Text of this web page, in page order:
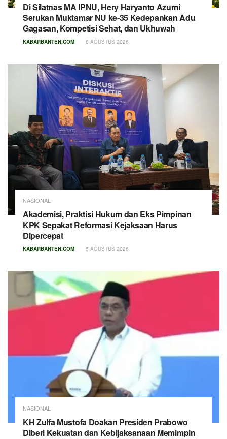
Di Silatnas MA IPNU, Hery Haryanto Azumi
Serukan Muktamar NU ke-35 Kedepankan Adu
Gagasan, Kompetisi Sehat, dan Ukhuwah
KABARBANTEN.COM 8 AGUSTUS 2026
NASIONAL
Akademisi, Praktisi Hukum dan Eks Pimpinan
KPK Sepakat Reformasi Kejaksaan Harus
Dipercepat
KABARBANTEN.COM 5 AGUSTUS 2026
NASIONAL
KH Zulfa Mustofa Doakan Presiden Prabowo
Diberi Kekuatan dan Kebijaksanaan Memimpin